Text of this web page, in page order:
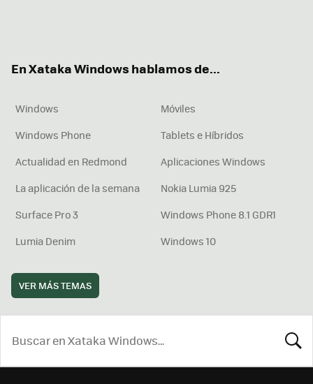
En Xataka Windows hablamos de...
Windows
Móviles
Windows Phone
Tablets e Híbridos
Actualidad en Redmond
Aplicaciones Windows
La aplicación de la semana
Nokia Lumia 925
Surface Pro 3
Windows Phone 8.1 GDR1
Lumia Denim
Windows 10
VER MÁS TEMAS